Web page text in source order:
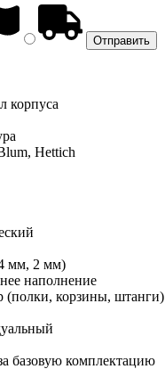
корпуса
Hettich
мм, 2 мм)
наполнение
(полки, корзины, штанги)
базовую комплектацию